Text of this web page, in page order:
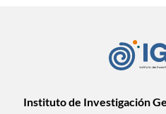
Instituto de Investigación